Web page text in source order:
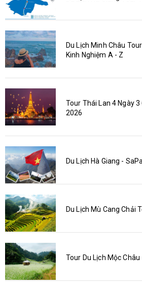
Du Lịch Minh Châu
Kinh Nghiệm A - Z
Tour Thái Lan 4 Ngày
2026
Du Lịch Hà Giang -
Du Lịch Mù Cang Chải
Tour Du Lịch Mộc Châu